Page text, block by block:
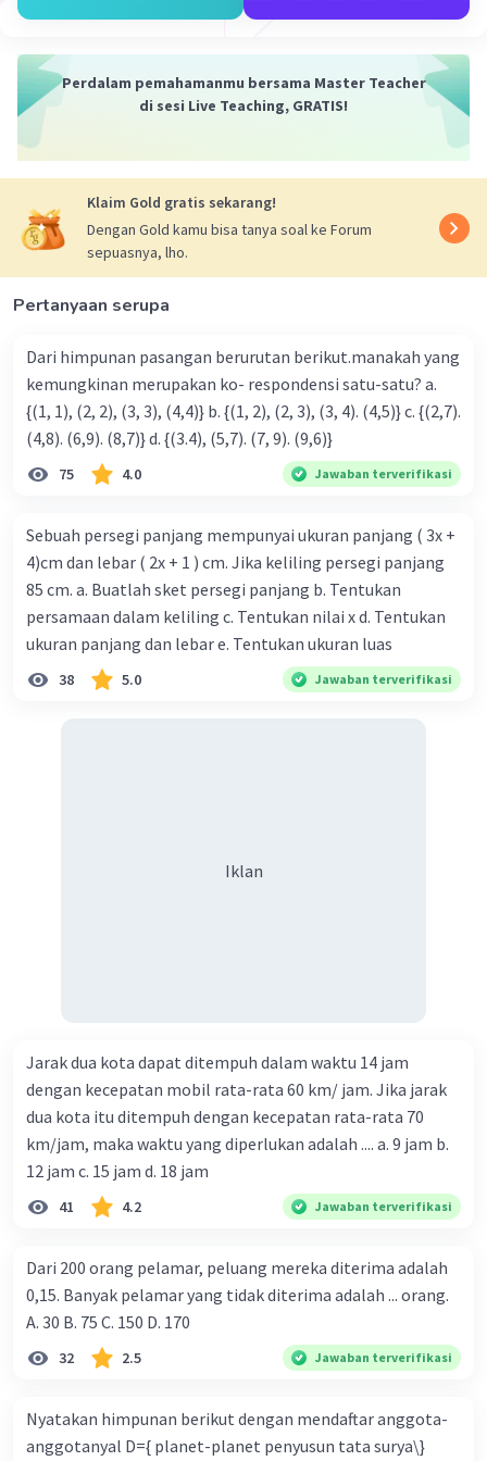
Iklan
Perdalam pemahamanmu bersama Master Teacher
di sesi Live Teaching, GRATIS!
Klaim Gold gratis sekarang!
Dengan Gold kamu bisa tanya soal ke Forum
sepuasnya, lho.
Pertanyaan serupa
Dari himpunan pasangan berurutan berikut.manakah yang
kemungkinan merupakan ko- respondensi satu-satu? a.
{(1, 1), (2, 2), (3, 3), (4,4)} b. {(1, 2), (2, 3), (3, 4). (4,5)} c. {(2,7).
(4,8). (6,9). (8,7)} d. {(3.4), (5,7). (7, 9). (9,6)}
75 4.0 Jawaban terverifikasi
Sebuah persegi panjang mempunyai ukuran panjang ( 3x +
4)cm dan lebar ( 2x + 1 ) cm. Jika keliling persegi panjang
85 cm. a. Buatlah sket persegi panjang b. Tentukan
persamaan dalam keliling c. Tentukan nilai x d. Tentukan
ukuran panjang dan lebar e. Tentukan ukuran luas
38 5.0 Jawaban terverifikasi
Iklan
Jarak dua kota dapat ditempuh dalam waktu 14 jam
dengan kecepatan mobil rata-rata 60 km/ jam. Jika jarak
dua kota itu ditempuh dengan kecepatan rata-rata 70
km/jam, maka waktu yang diperlukan adalah .... a. 9 jam b.
12 jam c. 15 jam d. 18 jam
41 4.2 Jawaban terverifikasi
Dari 200 orang pelamar, peluang mereka diterima adalah
0,15. Banyak pelamar yang tidak diterima adalah ... orang.
A. 30 B. 75 C. 150 D. 170
32 2.5 Jawaban terverifikasi
Nyatakan himpunan berikut dengan mendaftar anggota-
anggotanyal D={ planet-planet penyusun tata surya\}